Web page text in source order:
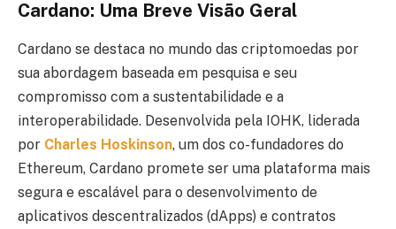
Cardano: Uma Breve Visão Geral
Cardano se destaca no mundo das criptomoedas por
sua abordagem baseada em pesquisa e seu
compromisso com a sustentabilidade e a
interoperabilidade. Desenvolvida pela IOHK, liderada
por Charles Hoskinson, um dos co-fundadores do
Ethereum, Cardano promete ser uma plataforma mais
segura e escalável para o desenvolvimento de
aplicativos descentralizados (dApps) e contratos